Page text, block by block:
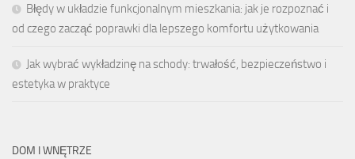
Błędy w układzie funkcjonalnym mieszkania: jak je rozpoznać i
od czego zacząć poprawki dla lepszego komfortu użytkowania
Jak wybrać wykładzinę na schody: trwałość, bezpieczeństwo i
estetyka w praktyce
DOM I WNĘTRZE